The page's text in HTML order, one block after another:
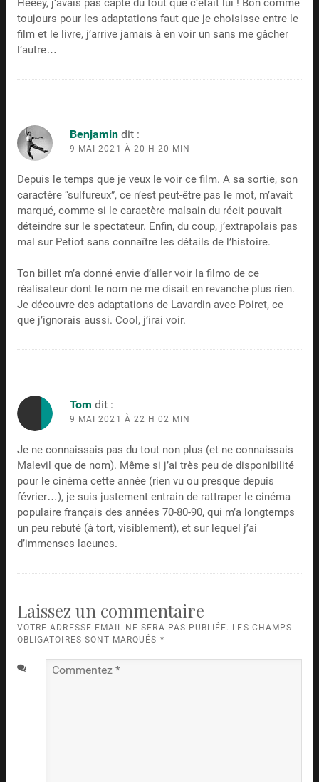
Heeey, j’avais pas capté du tout que c’était lui ! Bon comme
toujours pour les adaptations faut que je choisisse entre le
film et le livre, j’arrive jamais à en voir un sans me gâcher
l’autre…
Benjamin dit :
9 MAI 2021 À 20 H 20 MIN
Depuis le temps que je veux le voir ce film. A sa sortie, son
caractère “sulfureux”, ce n’est peut-être pas le mot, m’avait
marqué, comme si le caractère malsain du récit pouvait
déteindre sur le spectateur. Enfin, du coup, j’extrapolais pas
mal sur Petiot sans connaître les détails de l’histoire.
Ton billet m’a donné envie d’aller voir la filmo de ce
réalisateur dont le nom ne me disait en revanche plus rien.
Je découvre des adaptations de Lavardin avec Poiret, ce
que j’ignorais aussi. Cool, j’irai voir.
Tom dit :
9 MAI 2021 À 22 H 02 MIN
Je ne connaissais pas du tout non plus (et ne connaissais
Malevil que de nom). Même si j’ai très peu de disponibilité
pour le cinéma cette année (rien vu ou presque depuis
février…), je suis justement entrain de rattraper le cinéma
populaire français des années 70-80-90, qui m’a longtemps
un peu rebuté (à tort, visiblement), et sur lequel j’ai
d’immenses lacunes.
Laissez un commentaire
VOTRE ADRESSE EMAIL NE SERA PAS PUBLIÉE. LES CHAMPS
OBLIGATOIRES SONT MARQUÉS *
Commentez